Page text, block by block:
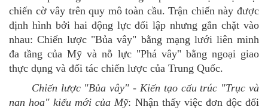
chiến cờ vây trên quy mô toàn cầu. Trận chiến này được
định hình bởi hai động lực đối lập nhưng gắn chặt vào
nhau: Chiến lược "Bủa vây" bằng mạng lưới liên minh
đa tầng của Mỹ và nỗ lực "Phá vây" bằng ngoại giao
thực dụng và đối tác chiến lược của Trung Quốc.
Chiến lược "Bủa vây"- Kiến tạo cấu trúc "Trục và
nan hoa" kiểu mới của Mỹ: Nhận thấy việc đơn độc đối